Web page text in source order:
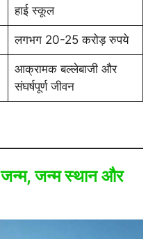
हाई स्कूल
लगभग 20-25 करोड़ रुपये
आक्रामक बल्लेबाजी और
संघर्षपूर्ण जीवन
जन्म स्थान और